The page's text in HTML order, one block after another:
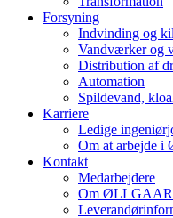
Forsyning
Indvinding og
Vandværker og
Distribution af
Automation
Spildevand,
Karriere
Ledige
Om at arbejde
Kontakt
Medarbejdere
Om